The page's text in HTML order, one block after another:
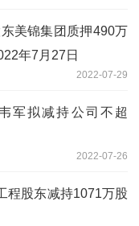
美锦集团质押490万
年7月27日
2022-07-29
军拟减持公司不超
2022-07-26
程股东减持1071万股